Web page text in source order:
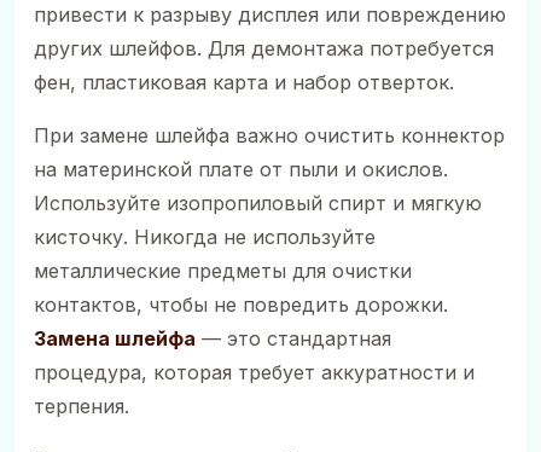
привести к разрыву дисплея или повреждению
других шлейфов. Для демонтажа потребуется
фен, пластиковая карта и набор отверток.
При замене шлейфа важно очистить коннектор
на материнской плате от пыли и окислов.
Используйте изопропиловый спирт и мягкую
кисточку. Никогда не используйте
металлические предметы для очистки
контактов, чтобы не повредить дорожки.
Замена шлейфа — это стандартная
процедура, которая требует аккуратности и
терпения.